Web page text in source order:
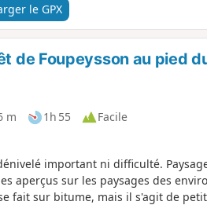
le GPX
de Foupeysson au pied
m 1h 55
Facile
important ni difficulté.
aperçus sur les paysages des
fait sur bitume, mais il s'agit de